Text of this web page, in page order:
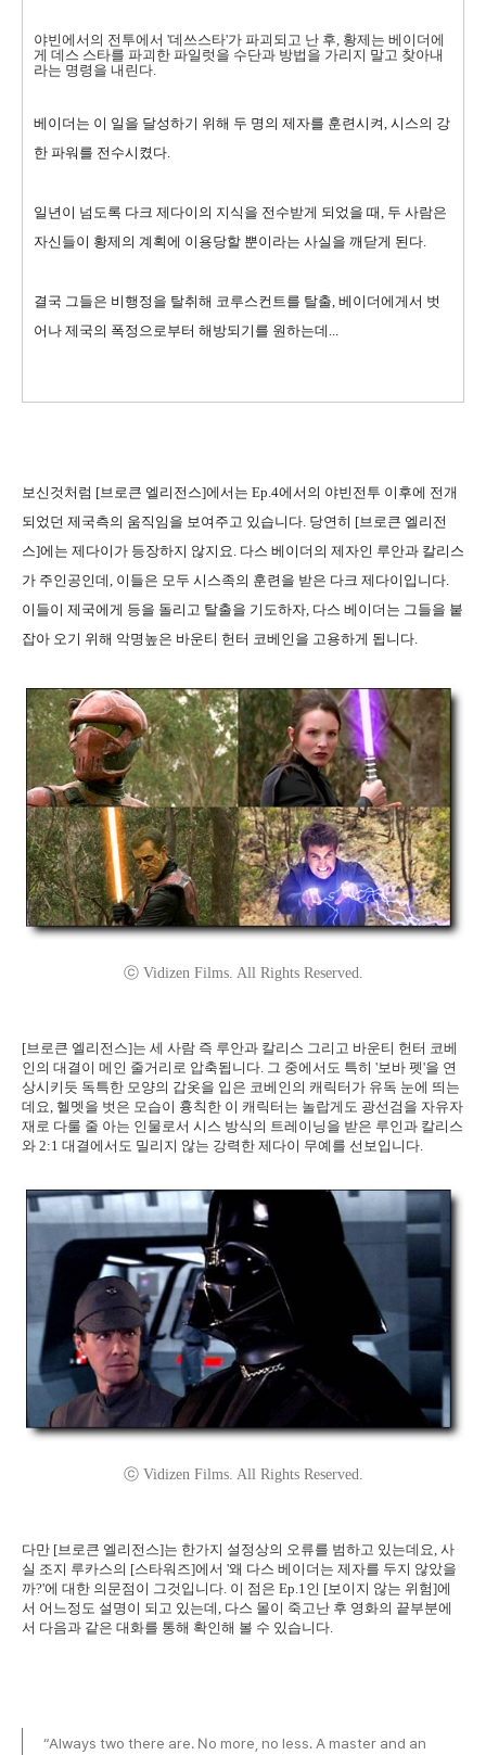
야빈에서의 전투에서 '데쓰스타'가 파괴되고 난 후, 황제는 베이더에
게 데스 스타를 파괴한 파일럿을 수단과 방법을 가리지 말고 찾아내
라는 명령을 내린다.
베이더는 이 일을 달성하기 위해 두 명의 제자를 훈련시켜, 시스의 강
한 파워를 전수시켰다.
일년이 넘도록 다크 제다이의 지식을 전수받게 되었을 때, 두 사람은
자신들이 황제의 계획에 이용당할 뿐이라는 사실을 깨닫게 된다.
결국 그들은 비행정을 탈취해 코루스컨트를 탈출, 베이더에게서 벗
어나 제국의 폭정으로부터 해방되기를 원하는데...
보신것처럼 [브로큰 엘리전스]에서는 Ep.4에서의 야빈전투 이후에 전개
되었던 제국측의 움직임을 보여주고 있습니다. 당연히 [브로큰 엘리전
스]에는 제다이가 등장하지 않지요. 다스 베이더의 제자인 루안과 칼리스
가 주인공인데, 이들은 모두 시스족의 훈련을 받은 다크 제다이입니다.
이들이 제국에게 등을 돌리고 탈출을 기도하자, 다스 베이더는 그들을 붙
잡아 오기 위해 악명높은 바운티 헌터 코베인을 고용하게 됩니다.
ⓒ Vidizen Films. All Rights Reserved.
[브로큰 엘리전스]는 세 사람 즉 루안과 칼리스 그리고 바운티 헌터 코베
인의 대결이 메인 줄거리로 압축됩니다. 그 중에서도 특히 '보바 펫'을 연
상시키듯 독특한 모양의 갑옷을 입은 코베인의 캐릭터가 유독 눈에 띄는
데요, 헬멧을 벗은 모습이 흉칙한 이 캐릭터는 놀랍게도 광선검을 자유자
재로 다룰 줄 아는 인물로서 시스 방식의 트레이닝을 받은 루인과 칼리스
와 2:1 대결에서도 밀리지 않는 강력한 제다이 무예를 선보입니다.
ⓒ Vidizen Films. All Rights Reserved.
다만 [브로큰 엘리전스]는 한가지 설정상의 오류를 범하고 있는데요, 사
실 조지 루카스의 [스타워즈]에서 '왜 다스 베이더는 제자를 두지 않았을
까?'에 대한 의문점이 그것입니다. 이 점은 Ep.1인 [보이지 않는 위험]에
서 어느정도 설명이 되고 있는데, 다스 몰이 죽고난 후 영화의 끝부분에
서 다음과 같은 대화를 통해 확인해 볼 수 있습니다.
“Always two there are. No more, no less. A master and an